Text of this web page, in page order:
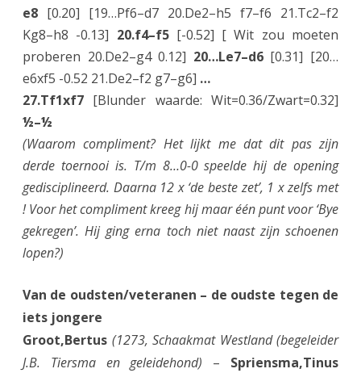
e8 [0.20] [19…Pf6–d7 20.De2–h5 f7–f6 21.Tc2–f2
Kg8–h8 -0.13] 20.f4–f5[-0.52] [ Wit zou moeten
proberen 20.De2–g4 0.12] 20…Le7–d6 [0.31] [20…
e6xf5 -0.52 21.De2–f2 g7–g6] …
27.Tf1xf7 [Blunder waarde: Wit=0.36/Zwart=0.32]
½–½
(Waarom compliment? Het lijkt me dat dit pas zijn
derde toernooi is. T/m 8…0-0 speelde hij de opening
gedisciplineerd. Daarna 12 x ‘de beste zet’, 1 x zelfs met
! Voor het compliment kreeg hij maar één punt voor ‘Bye
gekregen’. Hij ging erna toch niet naast zijn schoenen
lopen?)
Van de oudsten/veteranen – de oudste tegen de
iets jongere
Groot,Bertus (1273, Schaakmat Westland (begeleider
J.B. Tiersma en geleidehond) – Spriensma,Tinus